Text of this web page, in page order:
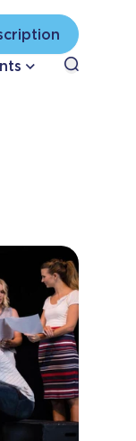
Open